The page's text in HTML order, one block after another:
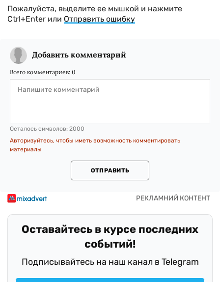
Пожалуйста, выделите ее мышкой и нажмите
Ctrl+Enter или Отправить ошибку
Добавить комментарий
Всего комментариев: 0
Осталось символов: 2000
Авторизуйтесь, чтобы иметь возможность комментировать
материалы
ОТПРАВИТЬ
Оставайтесь в курсе последних
событий!
Подписывайтесь на наш канал в Telegram